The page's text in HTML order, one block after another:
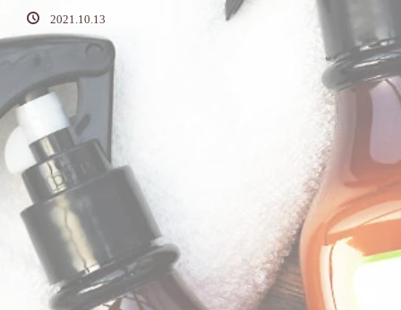
2021.10.13